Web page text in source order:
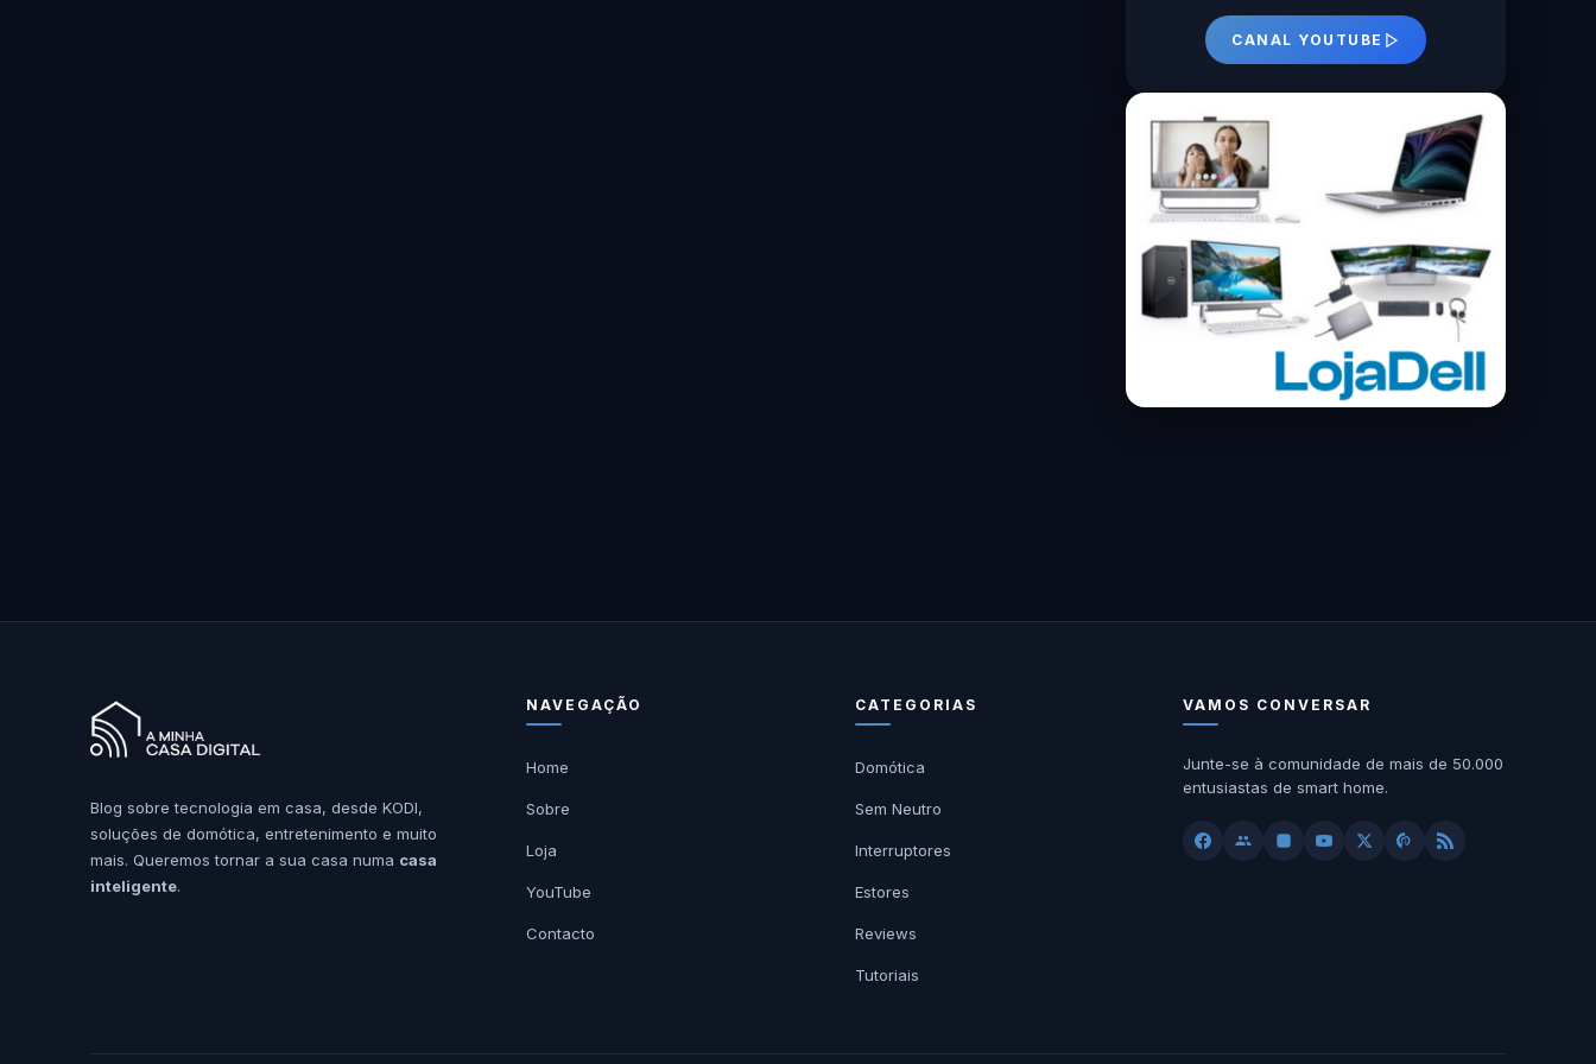
CANAL YOUTUBE
Blog sobre tecnologia em casa, desde KODI,
soluções de domótica, entretenimento e muito
mais. Queremos tornar a sua casa numa casa
inteligente.
NAVEGAÇÃO
Home
Sobre
Loja
YouTube
Contacto
CATEGORIAS
Domótica
Sem Neutro
Interruptores
Estores
Reviews
Tutoriais
VAMOS CONVERSAR
Junte-se à comunidade de mais de 50.000
entusiastas de smart home.